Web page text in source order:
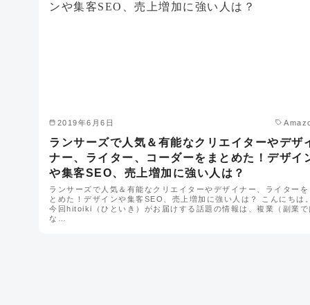
2019年6月6日
ランサーズで人気＆有能なクリエイターやデザ
ナー、ライター、コーダーをまとめた！デザイ
や集客SEO、売上増加に強い人は？
ランサーズで人気＆有能なクリエイターやデザイナー、ライターを
とめた！デザインや集客SEO、売上増加に強い人は？ こんにちは
今回hitoiki（ひといき）がお届けする話題の情報は、複業（副業で
な…